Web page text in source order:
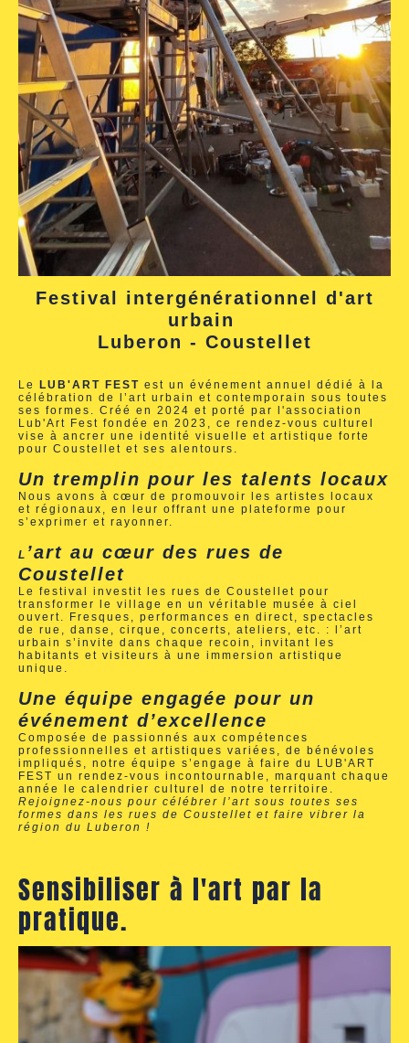
Festival intergénérationnel d'art
urbain
Luberon - Coustellet
Le LUB'ART FEST est un événement annuel dédié à la
célébration de l’art urbain et contemporain sous toutes
ses formes. Créé en 2024 et porté par l'association
Lub'Art Fest fondée en 2023, ce rendez-vous culturel
vise à ancrer une identité visuelle et artistique forte
pour Coustellet et ses alentours.
Un tremplin pour les talents locaux
Nous avons à cœur de promouvoir les artistes locaux
et régionaux, en leur offrant une plateforme pour
s’exprimer et rayonner.
L ’art au cœur des rues de
Coustellet
Le festival investit les rues de Coustellet pour
transformer le village en un véritable musée à ciel
ouvert. Fresques, performances en direct, spectacles
de rue, danse, cirque, concerts, ateliers, etc. : l’art
urbain s’invite dans chaque recoin, invitant les
habitants et visiteurs à une immersion artistique
unique.
Une équipe engagée pour un
événement d’excellence
Composée de passionnés aux compétences
professionnelles et artistiques variées, de bénévoles
impliqués, notre équipe s’engage à faire du LUB'ART
FEST un rendez-vous incontournable, marquant chaque
année le calendrier culturel de notre territoire.
Rejoignez-nous pour célébrer l’art sous toutes ses
formes dans les rues de Coustellet et faire vibrer la
région du Luberon !
Sensibiliser à l'art par la
pratique.